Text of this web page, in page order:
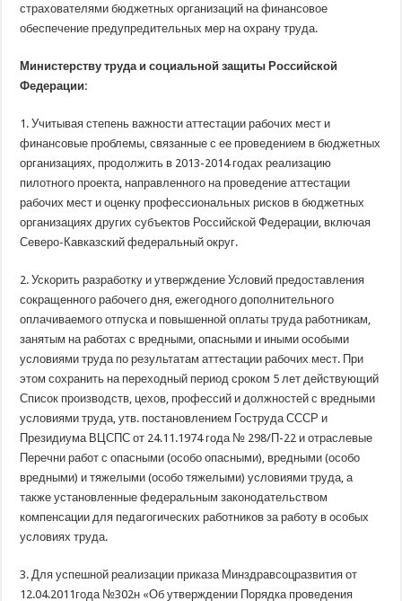
страхователями бюджетных организаций на финансовое
обеспечение предупредительных мер на охрану труда.
Министерству труда и социальной защиты Российской
Федерации:
1. Учитывая степень важности аттестации рабочих мест и
финансовые проблемы, связанные с ее проведением в бюджетных
организациях, продолжить в 2013-2014 годах реализацию
пилотного проекта, направленного на проведение аттестации
рабочих мест и оценку профессиональных рисков в бюджетных
организациях других субъектов Российской Федерации, включая
Северо-Кавказский федеральный округ.
2. Ускорить разработку и утверждение Условий предоставления
сокращенного рабочего дня, ежегодного дополнительного
оплачиваемого отпуска и повышенной оплаты труда работникам,
занятым на работах с вредными, опасными и иными особыми
условиями труда по результатам аттестации рабочих мест. При
этом сохранить на переходный период сроком 5 лет действующий
Список производств, цехов, профессий и должностей с вредными
условиями труда, утв. постановлением Гоструда СССР и
Президиума ВЦСПС от 24.11.1974 года № 298/П-22 и отраслевые
Перечни работ с опасными (особо опасными), вредными (особо
вредными) и тяжелыми (особо тяжелыми) условиями труда, а
также установленные федеральным законодательством
компенсации для педагогических работников за работу в особых
условиях труда.
3. Для успешной реализации приказа Минздравсоцразвития от
12.04.2011года №302н «Об утверждении Порядка проведения